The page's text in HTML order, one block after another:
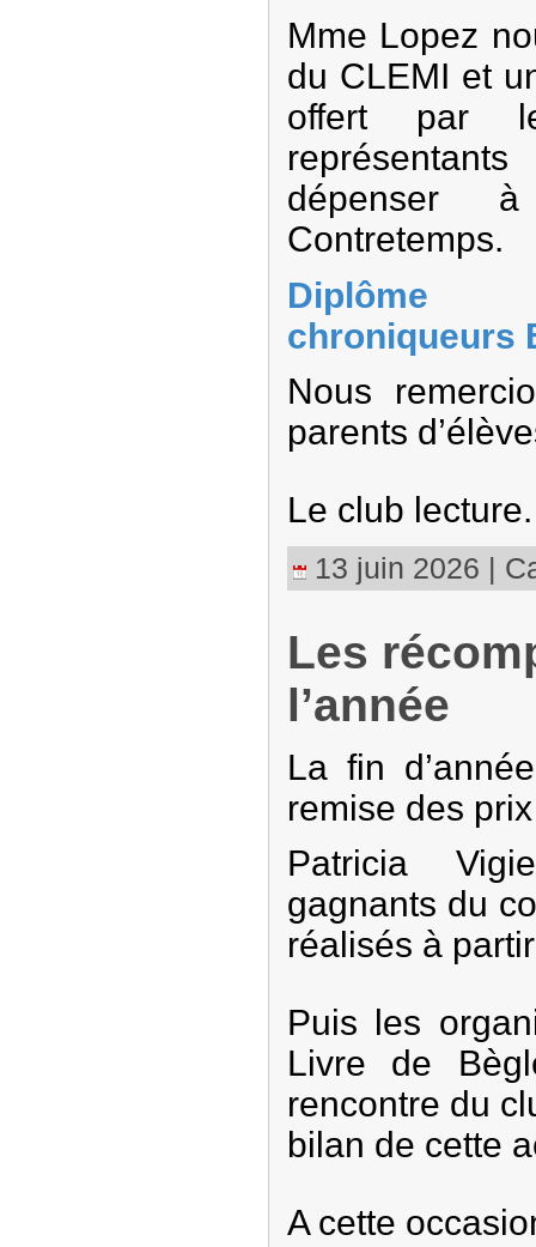
Mme Lopez
du CLEMI et
offert par
dépenser
Contretemps.
Diplôme
chroniqueurs
Nous
parents
Le club lecture.
13 juin 2026 |
Les
l’année
La fin
remise des
Patricia
gagnants du
réalisés à
Puis les
Livre de
rencontre du
bilan de cette
A cette